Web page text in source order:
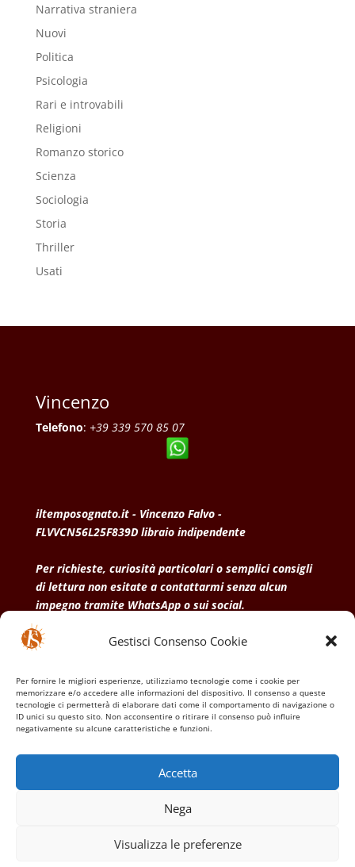
Gestisci Consenso Cookie
Per fornire le migliori esperienze, utilizziamo tecnologie come i cookie per
memorizzare e/o accedere alle informazioni del dispositivo. Il consenso a queste
tecnologie ci permetterà di elaborare dati come il comportamento di navigazione o
ID unici su questo sito. Non acconsentire o ritirare il consenso può influire
negativamente su alcune caratteristiche e funzioni.
Accetta
Nega
Visualizza le preferenze
Narrativa straniera
Nuovi
Politica
Psicologia
Rari e introvabili
Religioni
Romanzo storico
Scienza
Sociologia
Storia
Thriller
Usati
Vincenzo
Telefono: +39 339 570 85 07
iltemposognato.it - Vincenzo Falvo -
FLVVCN56L25F839D libraio indipendente
Per richieste, curiosità particolari o semplici consigli
di lettura non esitate a contattarmi senza alcun
impegno tramite WhatsApp o sui social.
• Condizioni generali di vendita